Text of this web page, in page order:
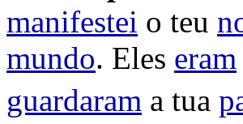
manifestei o teu
mundo. Eles eram
guardaram a tua